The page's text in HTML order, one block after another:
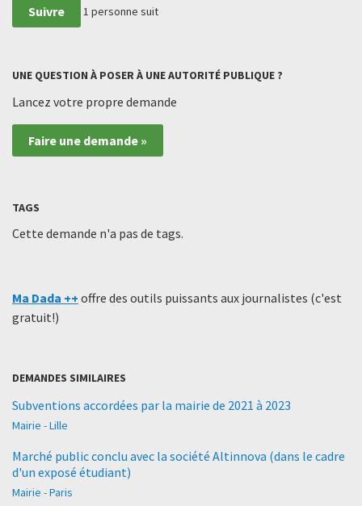
Suivre 1 personne suit
UNE QUESTION À POSER À UNE AUTORITÉ PUBLIQUE ?
Lancez votre propre demande
Faire une demande »
TAGS
Cette demande n'a pas de tags.
Ma Dada ++ offre des outils puissants aux journalistes (c'est
gratuit!)
DEMANDES SIMILAIRES
Subventions accordées par la mairie de 2021 à 2023
Mairie - Lille
Marché public conclu avec la société Altinnova (dans le cadre
d'un exposé étudiant)
Mairie - Paris